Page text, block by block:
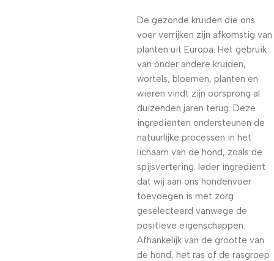
De gezonde kruiden die ons
voer verrijken zijn afkomstig van
planten uit Europa. Het gebruik
van onder andere kruiden,
wortels, bloemen, planten en
wieren vindt zijn oorsprong al
duizenden jaren terug. Deze
ingrediënten ondersteunen de
natuurlijke processen in het
lichaam van de hond, zoals de
spijsvertering. Ieder ingrediënt
dat wij aan ons hondenvoer
toevoegen is met zorg
geselecteerd vanwege de
positieve eigenschappen.
Afhankelijk van de grootte van
de hond, het ras of de rasgroep